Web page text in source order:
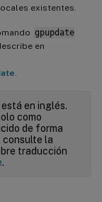
existentes.
gpupdate
en
en inglés.
como
de forma
consulte la
traducción
.